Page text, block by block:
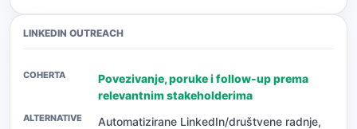
LINKEDIN OUTREACH
Povezivanje, poruke i follow-up prema
relevantnim stakeholderima
Automatizirane LinkedIn/društvene radnje,